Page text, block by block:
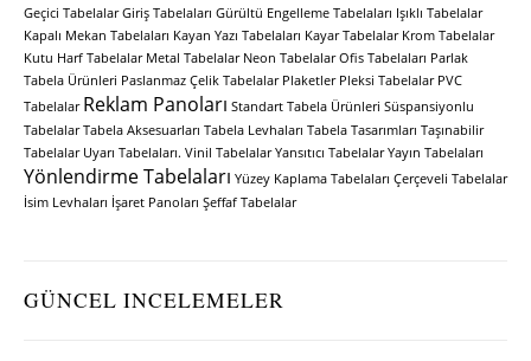
Geçici Tabelalar Giriş Tabelaları Gürültü Engelleme Tabelaları Işıklı Tabelalar
Kapalı Mekan Tabelaları Kayan Yazı Tabelaları Kayar Tabelalar Krom Tabelalar
Kutu Harf Tabelalar Metal Tabelalar Neon Tabelalar Ofis Tabelaları Parlak
Tabela Ürünleri Paslanmaz Çelik Tabelalar Plaketler Pleksi Tabelalar PVC
Tabelalar Reklam Panoları Standart Tabela Ürünleri Süspansiyonlu
Tabelalar Tabela Aksesuarları Tabela Levhaları Tabela Tasarımları Taşınabilir
Tabelalar Uyarı Tabelaları. Vinil Tabelalar Yansıtıcı Tabelalar Yayın Tabelaları
Yönlendirme Tabelaları Yüzey Kaplama Tabelaları Çerçeveli Tabelalar
İsim Levhaları İşaret Panoları Şeffaf Tabelalar
GÜNCEL INCELEMELER